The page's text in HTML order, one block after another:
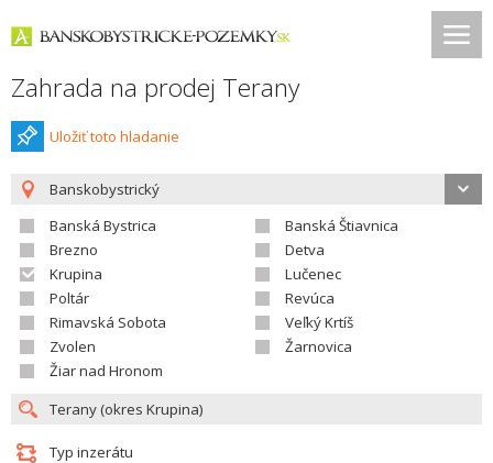
Zahrada na prodej Terany
Uložiť toto hladanie
Banskobystrický
Banská Bystrica
Banská Štiavnica
Brezno
Detva
Krupina
Lučenec
Poltár
Revúca
Rimavská Sobota
Veľký Krtíš
Zvolen
Žarnovica
Žiar nad Hronom
Typ inzerátu